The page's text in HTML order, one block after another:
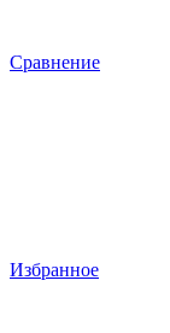
Сравнение
Избранное